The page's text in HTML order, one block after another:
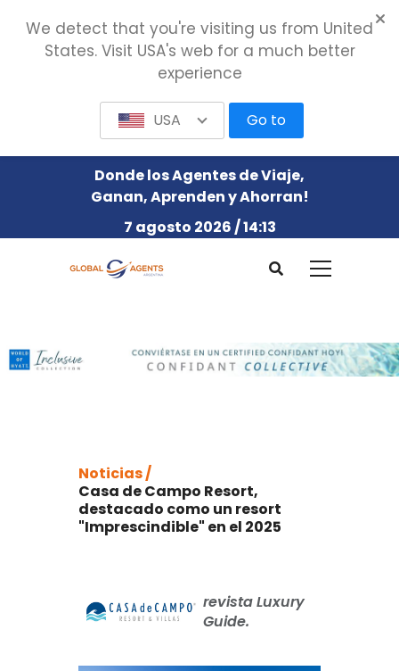
Donde los Agentes de Viaje,
Ganan, Aprenden y Ahorran!
7 agosto 2026 / 14:13
Noticias /
Casa de Campo Resort,
destacado como un resort
"Imprescindible" en el 2025
revista Luxury
Guide.
We detect that you're visiting us from United
States. Visit USA's web for a much better
experience
USA Go to